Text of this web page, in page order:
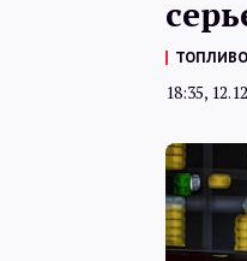
ТОПЛИВО
18:35,